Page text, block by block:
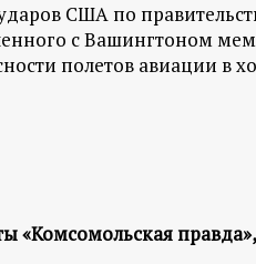
США по
с Вашингтоном
полетов авиации в
«Комсомольская